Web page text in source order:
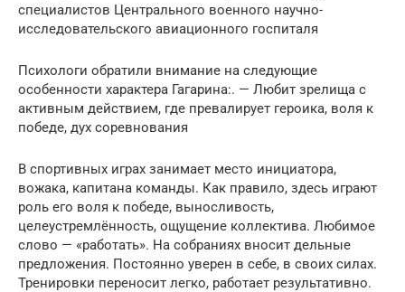
специалистов Центрального военного научно-
исследовательского авиационного госпиталя
Психологи обратили внимание на следующие
особенности характера Гагарина:. — Любит зрелища с
активным действием, где превалирует героика, воля к
победе, дух соревнования
В спортивных играх занимает место инициатора,
вожака, капитана команды. Как правило, здесь играют
роль его воля к победе, выносливость,
целеустремлённость, ощущение коллектива. Любимое
слово — «работать». На собраниях вносит дельные
предложения. Постоянно уверен в себе, в своих силах.
Тренировки переносит легко, работает результативно.